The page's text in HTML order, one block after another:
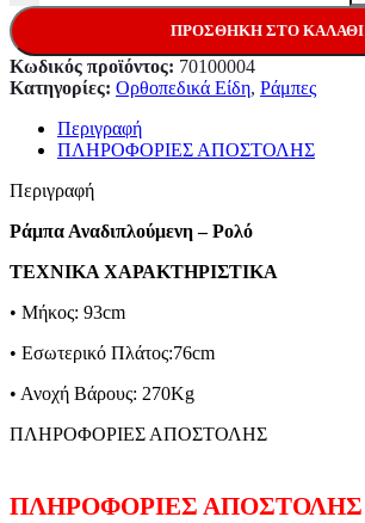
ΠΡΟΣΘΉΚΗ ΣΤΟ ΚΑΛΆΘΙ
Κωδικός προϊόντος: 70100004
Κατηγορίες: Ορθοπεδικά Είδη, Ράμπες
Περιγραφή
ΠΛΗΡΟΦΟΡΙΕΣ ΑΠΟΣΤΟΛΗΣ
Περιγραφή
Ράμπα Αναδιπλούμενη – Ρολό
ΤΕΧΝΙΚΑ ΧΑΡΑΚΤΗΡΙΣΤΙΚΑ
• Μήκος: 93cm
• Εσωτερικό Πλάτος:76cm
• Ανοχή Βάρους: 270Kg
ΠΛΗΡΟΦΟΡΙΕΣ ΑΠΟΣΤΟΛΗΣ
ΠΛΗΡΟΦΟΡΙΕΣ ΑΠΟΣΤΟΛΗΣ